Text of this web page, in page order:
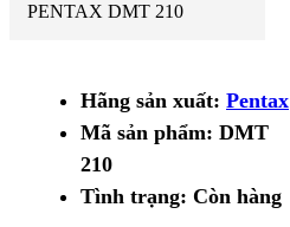
PENTAX DMT 210
Hãng sản xuất: Pentax
Mã sản phẩm: DMT
210
Tình trạng: Còn hàng